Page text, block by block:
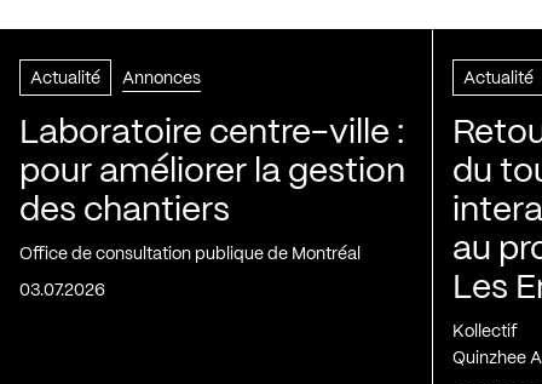
Actualité Annonces
Laboratoire centre-ville :
pour améliorer la gestion
des chantiers
Office de consultation publique de Montréal
03.07.2026
Actualité
du
au
Les
Kollectif
Quinzhee